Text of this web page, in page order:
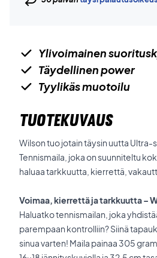
Ylivoimainen
Täydellinen power
Tyylikäs muotoilu
TUOTEKUVAUS
Wilson tuo jotain täysin uutta Ultra-
Tennismaila, joka on suunniteltu
haluaa tarkkuutta, kierrettä,
Voimaa, kierrettä ja tarkkuutta –
Haluatko tennismailan, joka
parempaan kontrolliin? Siinä
sinua varten! Maila painaa 305